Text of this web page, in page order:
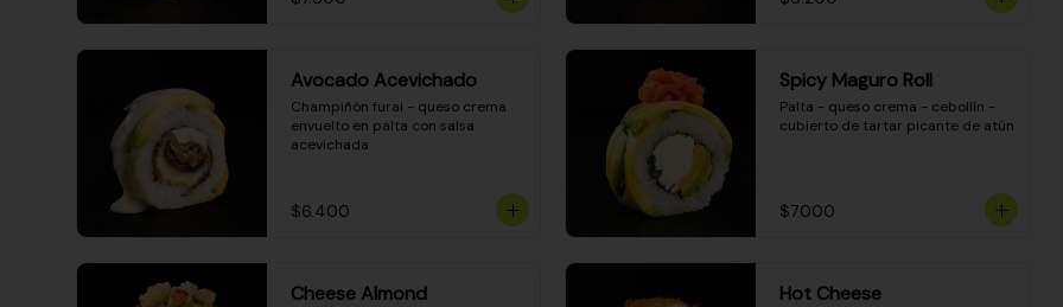
Avocado Acevichado
Champiñón furai - queso crema
envuelto en palta con salsa
acevichada
$6.400
Spicy Maguro Roll
Palta - queso crema - cebollín -
cubierto de tartar picante de atún
$7.000
Cheese Almond Hot Cheese